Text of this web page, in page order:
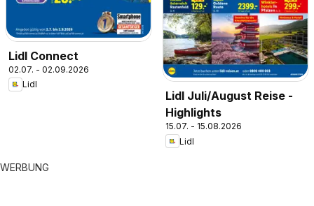
Lidl Connect
02.07. - 02.09.2026
Lidl
Lidl Juli/August Reise -
Highlights
15.07. - 15.08.2026
Lidl
WERBUNG